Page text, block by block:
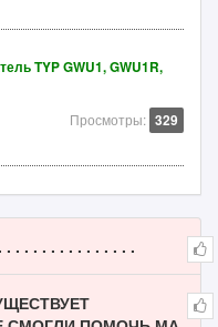
TYP GWU1, GWU1R,
Просмотры: 329
. . . . . . . . . . . . .